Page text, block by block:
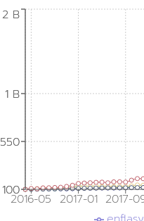
2016-05 2017-01 2017-
100
550
1 B
2 B
100
550
1 B
2 B